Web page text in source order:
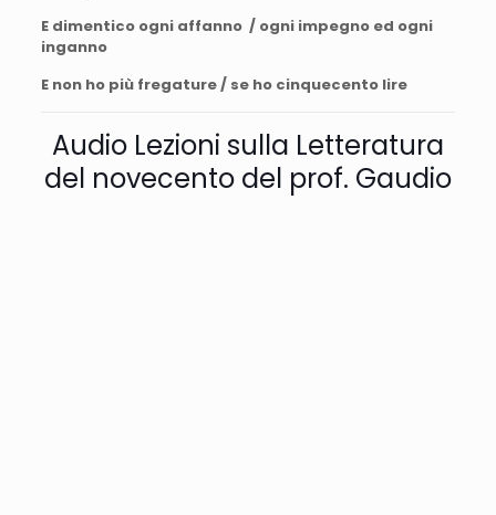
E dimentico ogni affanno / ogni impegno ed ogni
inganno
E non ho più fregature / se ho cinquecento lire
Audio Lezioni sulla Letteratura
del novecento del prof. Gaudio